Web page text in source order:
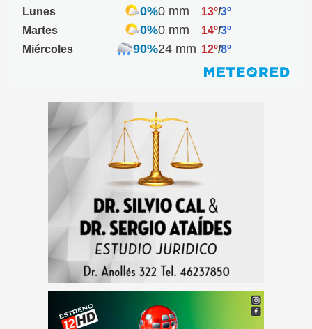
Lunes
0%0 mm 13º/3º
Martes
0%0 mm 14º/3º
Miércoles
90%24 mm 12º/8º